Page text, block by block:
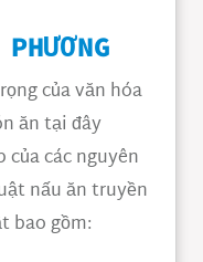
của văn hóa
ăn tại đây
các nguyên
nấu ăn truyền
bao gồm: